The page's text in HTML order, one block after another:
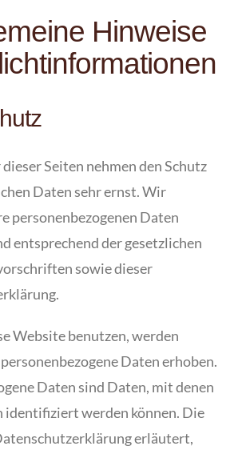
Hinweise
Seiten nehmen den Schutz
Daten sehr ernst. Wir
personenbezogenen Daten
entsprechend der gesetzlichen
sowie dieser
Website benutzen, werden
Daten erhoben.
Daten sind Daten, mit denen
identifiziert werden können. Die
erläutert,